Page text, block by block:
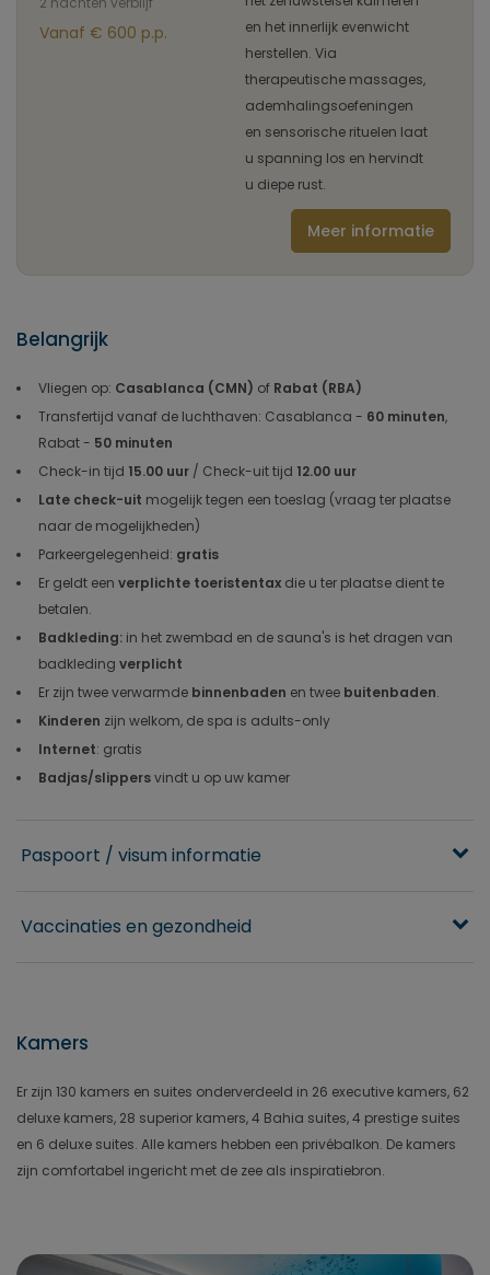
Vanaf € 600 p.p.
en het innerlijk evenwicht
herstellen. Via
therapeutische massages,
ademhalingsoefeningen
en sensorische rituelen laat
u spanning los en hervindt
u diepe rust.
Meer informatie
Belangrijk
Vliegen op: Casablanca (CMN) of Rabat (RBA)
Transfertijd vanaf de luchthaven: Casablanca - 60 minuten,
Rabat - 50 minuten
Check-in tijd 15.00 uur / Check-uit tijd 12.00 uur
Late check-uit mogelijk tegen een toeslag (vraag ter plaatse
naar de mogelijkheden)
Parkeergelegenheid: gratis
Er geldt een verplichte toeristentax die u ter plaatse dient te
betalen.
Badkleding: in het zwembad en de sauna's is het dragen van
badkleding verplicht
Er zijn twee verwarmde binnenbaden en twee buitenbaden.
Kinderen zijn welkom, de spa is adults-only
Internet: gratis
Badjas/slippersvindt u op uw kamer
Paspoort / visum informatie
Vaccinaties en gezondheid
Kamers
Er zijn 130 kamers en suites onderverdeeld in 26 executive kamers, 62
deluxe kamers, 28 superior kamers, 4 Bahia suites, 4 prestige suites
en 6 deluxe suites. Alle kamers hebben een privébalkon. De kamers
zijn comfortabel ingericht met de zee als inspiratiebron.